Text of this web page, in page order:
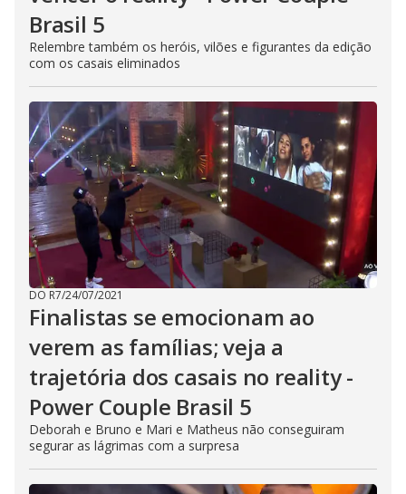
Brasil 5
Relembre também os heróis, vilões e figurantes da edição
com os casais eliminados
DO R7/24/07/2021
Finalistas se emocionam ao
verem as famílias; veja a
trajetória dos casais no reality -
Power Couple Brasil 5
Deborah e Bruno e Mari e Matheus não conseguiram
segurar as lágrimas com a surpresa